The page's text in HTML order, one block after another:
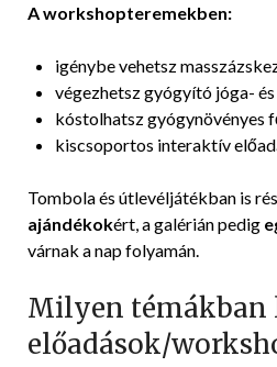
A workshopteremekben:
igénybe vehetsz
végezhetsz gyógyító jóga-
kóstolhatsz gyógynövényes
kiscsoportos interaktív
Tombola és útlevéljátékban is
ajándékokért, a galérián pedig
várnak a nap folyamán.
Milyen témákban
előadások/